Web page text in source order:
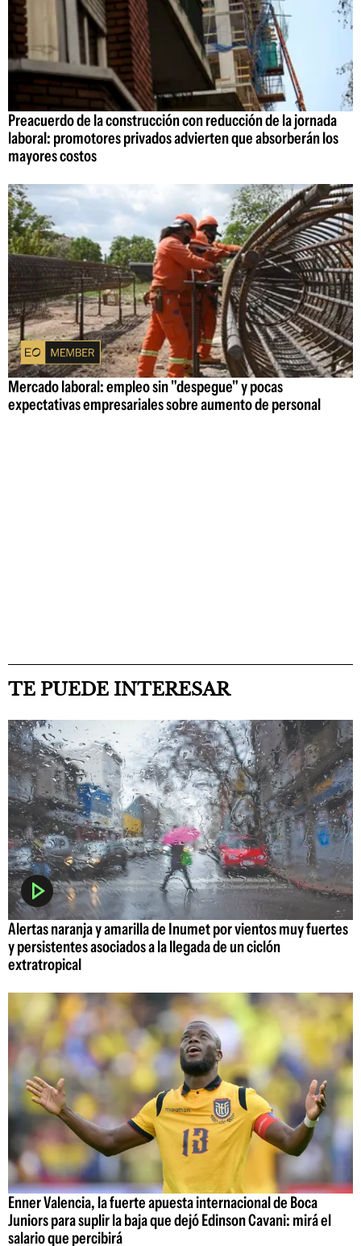
Preacuerdo de la construcción con reducción de la jornada
laboral: promotores privados advierten que absorberán los
mayores costos
Mercado laboral: empleo sin "despegue" y pocas
expectativas empresariales sobre aumento de personal
TE PUEDE INTERESAR
Alertas naranja y amarilla de Inumet por vientos muy fuertes
y persistentes asociados a la llegada de un ciclón
extratropical
Enner Valencia, la fuerte apuesta internacional de Boca
Juniors para suplir la baja que dejó Edinson Cavani: mirá el
salario que percibirá